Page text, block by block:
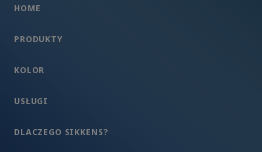
HOME
PRODUKTY
KOLOR
USŁUGI
DLACZEGO SIKKENS?